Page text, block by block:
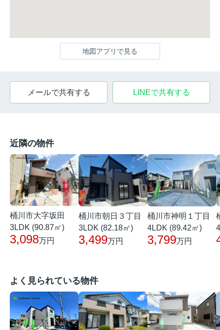
地図アプリで見る
メールで共有する LINEで共有する
近隣の物件
桶川市大字坂田
3LDK (90.87㎡)
3,098万円
桶川市朝日３丁目
3LDK (82.18㎡)
3,499万円
桶川市神明１丁目
4LDK (89.42㎡)
3,799万円
よく見られている物件